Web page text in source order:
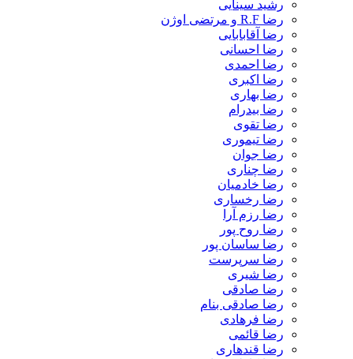
رشید سینایی
رضا R.F و مرتضی اوژن
رضا آقابابایی
رضا احسانی
رضا احمدی
رضا اکبری
رضا بهاری
رضا بیدرام
رضا تقوی
رضا تیموری
رضا جوان
رضا چناری
رضا خادمیان
رضا رخساری
رضا رزم آرا
رضا روح پور
رضا ساسان پور
رضا سرپرست
رضا شیری
رضا صادقی
رضا صادقی بنام
رضا فرهادی
رضا قائمی
رضا قندهاری